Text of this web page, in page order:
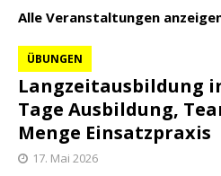
Alle Veranstaltungen
Langzeitausbildung
Tage Ausbildung,
Menge Einsatzpraxis
ÜBUNGEN
17. Mai 2026